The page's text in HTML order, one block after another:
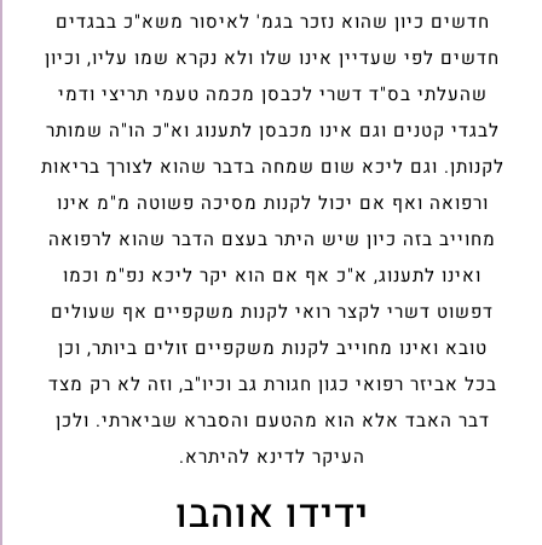
חדשים כיון שהוא נזכר בגמ' לאיסור משא"כ בבגדים
חדשים לפי שעדיין אינו שלו ולא נקרא שמו עליו, וכיון
שהעלתי בס"ד דשרי לכבסן מכמה טעמי תריצי ודמי
לבגדי קטנים וגם אינו מכבסן לתענוג וא"כ הו"ה שמותר
לקנותן. וגם ליכא שום שמחה בדבר שהוא לצורך בריאות
ורפואה ואף אם יכול לקנות מסיכה פשוטה מ"מ אינו
מחוייב בזה כיון שיש היתר בעצם הדבר שהוא לרפואה
ואינו לתענוג, א"כ אף אם הוא יקר ליכא נפ"מ וכמו
דפשוט דשרי לקצר רואי לקנות משקפיים אף שעולים
טובא ואינו מחוייב לקנות משקפיים זולים ביותר, וכן
בכל אביזר רפואי כגון חגורת גב וכיו"ב, וזה לא רק מצד
דבר האבד אלא הוא מהטעם והסברא שביארתי. ולכן
העיקר לדינא להיתרא.
ידידו אוהבו